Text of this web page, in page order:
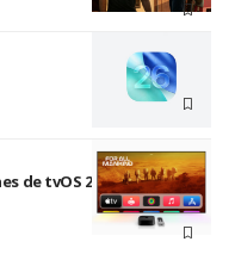
de tvOS 26.4 para Apple